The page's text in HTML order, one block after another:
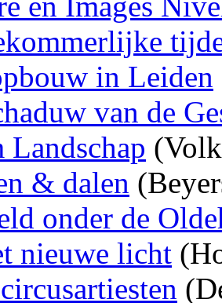
in Leiden
van de
Landschap
& dalen
onder de
nieuwe licht